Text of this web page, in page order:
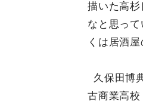
描いた高
なと思っ
くは居酒
久保田博
古商業高校